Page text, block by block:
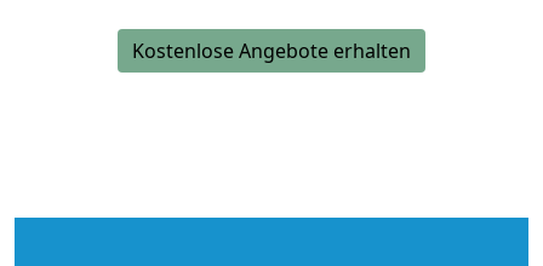
Kostenlose Angebote erhalten